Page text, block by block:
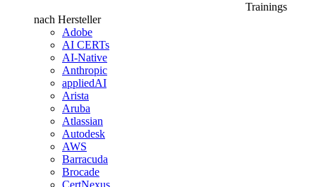
Trainings
nach Hersteller
Adobe
AI CERTs
AI-Native
Anthropic
appliedAI
Arista
Aruba
Atlassian
Autodesk
AWS
Barracuda
Brocade
CertNexus